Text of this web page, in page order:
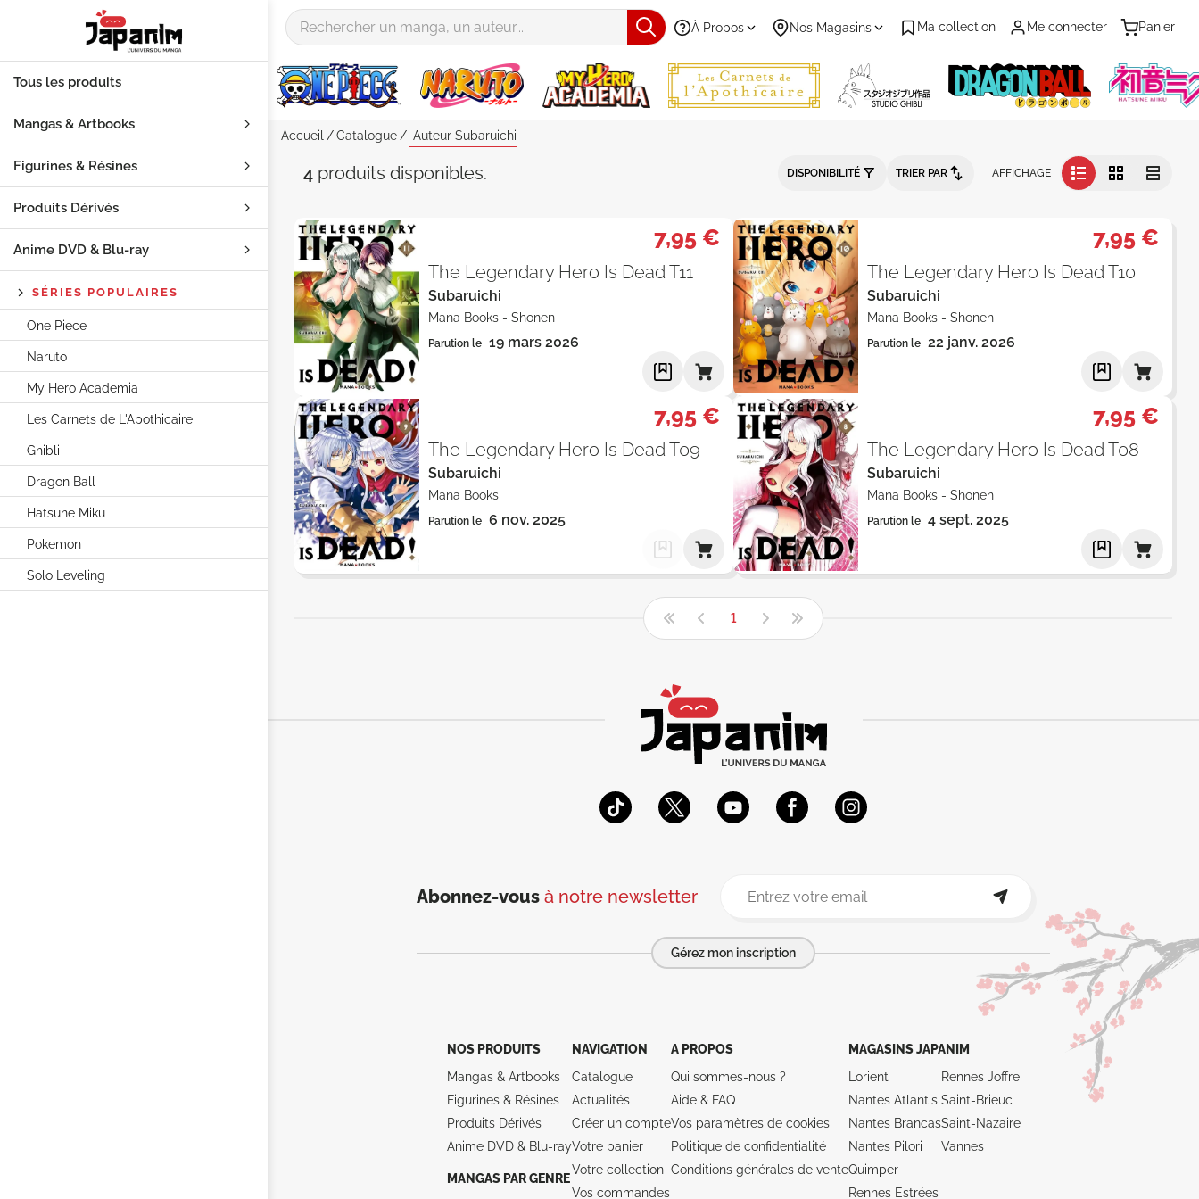
À Propos Nos Magasins Ma collection Me connecter Panier
Tous les produits
Mangas & Artbooks
Figurines & Résines
Produits Dérivés
Anime DVD & Blu‑ray
SÉRIES POPULAIRES
One Piece
Naruto
My Hero Academia
Les Carnets de L'Apothicaire
Ghibli
Dragon Ball
Hatsune Miku
Pokemon
Solo Leveling
Accueil Catalogue Auteur Subaruichi
Auteur "Subaruichi" - Par Date de parution - Catalogue produits
4 produits disponibles. DISPONIBILITÉ TRIER PAR AFFICHAGE
7,95 €
The Legendary Hero Is Dead T11
Subaruichi
Mana Books - Shonen
Parution le 19 mars 2026
7,95 €
The Legendary Hero Is Dead T10
Subaruichi
Mana Books - Shonen
Parution le 22 janv. 2026
7,95 €
The Legendary Hero Is Dead T09
Subaruichi
Mana Books
Parution le 6 nov. 2025
7,95 €
The Legendary Hero Is Dead T08
Subaruichi
Mana Books - Shonen
Parution le 4 sept. 2025
1
Abonnez-vous à notre newsletter
Gérez mon inscription
NOS PRODUITS
Mangas & Artbooks
Figurines & Résines
Produits Dérivés
Anime DVD & Blu‑ray
MANGAS PAR GENRE
NAVIGATION
Catalogue
Actualités
Créer un compte
Votre panier
Votre collection
Vos commandes
A PROPOS
Qui sommes-nous ?
Aide & FAQ
Vos paramètres de cookies
Politique de confidentialité
Conditions générales de vente
MAGASINS JAPANIM
Lorient
Nantes Atlantis
Nantes Brancas
Nantes Pilori
Quimper
Rennes Estrées
Rennes Joffre
Saint-Brieuc
Saint-Nazaire
Vannes